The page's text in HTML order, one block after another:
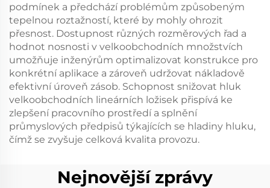
podmínek a předchází problémům způsobeným
tepelnou roztažností, které by mohly ohrozit
přesnost. Dostupnost různých rozměrových řad a
hodnot nosnosti v velkoobchodních množstvích
umožňuje inženýrům optimalizovat konstrukce pro
konkrétní aplikace a zároveň udržovat nákladově
efektivní úroveň zásob. Schopnost snižovat hluk
velkoobchodních lineárních ložisek přispívá ke
zlepšení pracovního prostředí a splnění
průmyslových předpisů týkajících se hladiny hluku,
čímž se zvyšuje celková kvalita provozu.
Nejnovější zprávy